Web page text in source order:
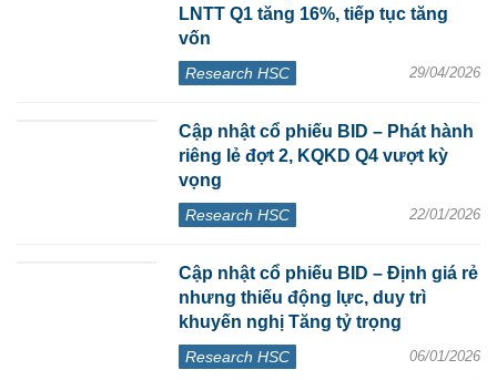
LNTT Q1 tăng 16%, tiếp tục tăng
vốn
Research HSC 29/04/2026
Cập nhật cổ phiếu BID – Phát hành
riêng lẻ đợt 2, KQKD Q4 vượt kỳ
vọng
Research HSC 22/01/2026
Cập nhật cổ phiếu BID – Định giá rẻ
nhưng thiếu động lực, duy trì
khuyến nghị Tăng tỷ trọng
Research HSC 06/01/2026